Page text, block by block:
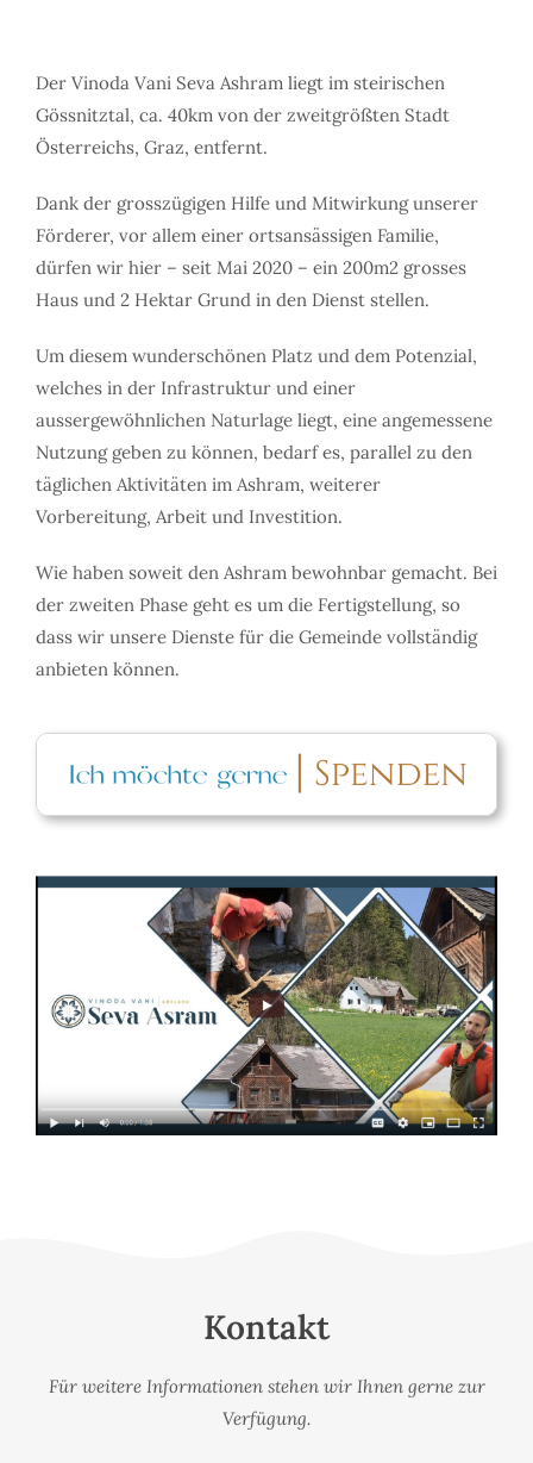
Der Vinoda Vani Seva Ashram liegt im steirischen
Gössnitztal, ca. 40km von der zweitgrößten Stadt
Österreichs, Graz, entfernt.
Dank der grosszügigen Hilfe und Mitwirkung unserer
Förderer, vor allem einer ortsansässigen Familie,
dürfen wir hier – seit Mai 2020 – ein 200m2 grosses
Haus und 2 Hektar Grund in den Dienst stellen.
Um diesem wunderschönen Platz und dem Potenzial,
welches in der Infrastruktur und einer
aussergewöhnlichen Naturlage liegt, eine angemessene
Nutzung geben zu können, bedarf es, parallel zu den
täglichen Aktivitäten im Ashram, weiterer
Vorbereitung, Arbeit und Investition.
Wie haben soweit den Ashram bewohnbar gemacht. Bei
der zweiten Phase geht es um die Fertigstellung, so
dass wir unsere Dienste für die Gemeinde vollständig
anbieten können.
Kontakt
Für weitere Informationen stehen wir Ihnen gerne zur
Verfügung.